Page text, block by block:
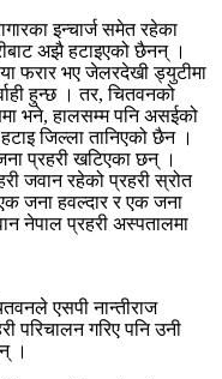
इन्चार्ज समेत रहेका
अझै हटाइएको छैनन् ।
फरार भए जेलरदेखी ड्युटीमा
हुन्छ । तर, चितवनको
भने, हालसम्म पनि असईको
जिल्ला तानिएको छैन ।
प्रहरी खटिएका छन् ।
जवान रहेको प्रहरी स्रोत
जना हवल्दार र एक जना
नेपाल प्रहरी अस्पतालमा
एसपी नान्तीराज
परिचालन गरिए पनि उनी
।